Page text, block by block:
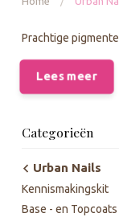
Prachtige
Lees meer
Categorieën
Urban Nails
Kennismakingskit
Base - en Topcoats